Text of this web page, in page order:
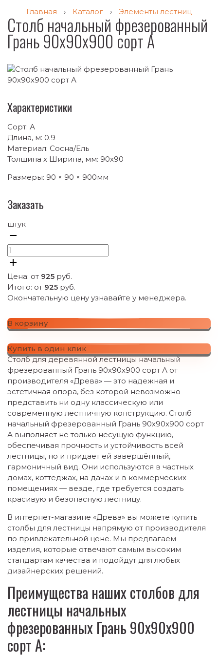
Главная › Каталог › Элементы лестниц
Столб начальный фрезерованный
Грань 90х90х900 сорт А
Характеристики
Сорт: А
Длина, м: 0.9
Материал: Сосна/Ель
Толщина х Ширина, мм: 90х90
Размеры: 90 × 90 × 900мм
Заказать
штук
Цена: от 925 руб.
Итого: от 925 руб.
Окончательную цену узнавайте у менеджера.
В корзину
Купить в один клик
Столб для деревянной лестницы начальный
фрезерованный Грань 90х90х900 сорт А от
производителя «Древа» — это надежная и
эстетичная опора, без которой невозможно
представить ни одну классическую или
современную лестничную конструкцию. Столб
начальный фрезерованный Грань 90х90х900 сорт
А выполняет не только несущую функцию,
обеспечивая прочность и устойчивость всей
лестницы, но и придает ей завершённый,
гармоничный вид. Они используются в частных
домах, коттеджах, на дачах и в коммерческих
помещениях — везде, где требуется создать
красивую и безопасную лестницу.
В интернет-магазине «Древа» вы можете купить
столбы для лестницы напрямую от производителя
по привлекательной цене. Мы предлагаем
изделия, которые отвечают самым высоким
стандартам качества и подойдут для любых
дизайнерских решений.
Преимущества наших столбов для
лестницы начальных
фрезерованных Грань 90х90х900
сорт А: